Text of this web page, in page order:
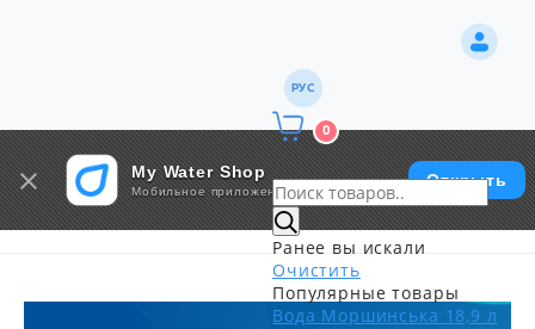
РУС
0
Ранее вы искали
Очистить
Популярные товары
Вода Моршинська 18,9 л
My Water Shop
Мобильное приложение
Открыть